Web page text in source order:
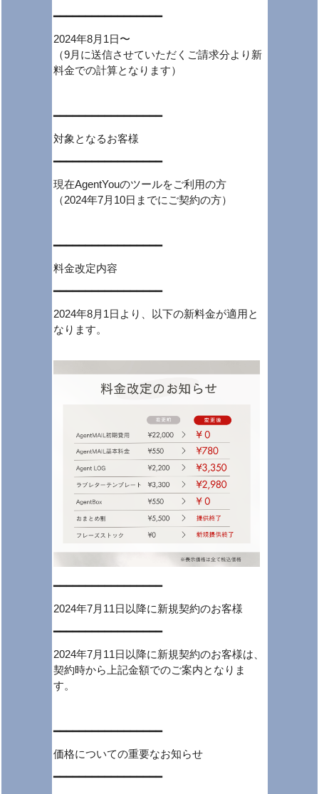
━━━━━━━━━━━━━━━━━
2024年8月1日〜
（9月に送信させていただくご請求分より新
料金での計算となります）
━━━━━━━━━━━━━━━━━
対象となるお客様
━━━━━━━━━━━━━━━━━
現在AgentYouのツールをご利用の方
（2024年7月10日までにご契約の方）
━━━━━━━━━━━━━━━━━
料金改定内容
━━━━━━━━━━━━━━━━━
2024年8月1日より、以下の新料金が適用と
なります。
━━━━━━━━━━━━━━━━━
2024年7月11日以降に新規契約のお客様
━━━━━━━━━━━━━━━━━
2024年7月11日以降に新規契約のお客様は、
契約時から上記金額でのご案内となりま
す。
━━━━━━━━━━━━━━━━━
価格についての重要なお知らせ
━━━━━━━━━━━━━━━━━